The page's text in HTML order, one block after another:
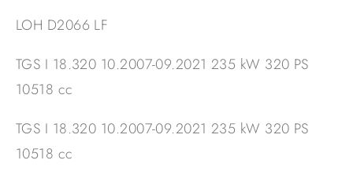
LOH D2066 LF
TGS I 18.320 10.2007-09.2021 235 kW 320 PS
10518 cc
TGS I 18.320 10.2007-09.2021 235 kW 320 PS
10518 cc